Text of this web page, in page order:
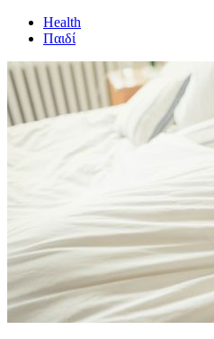
Health
Παιδί